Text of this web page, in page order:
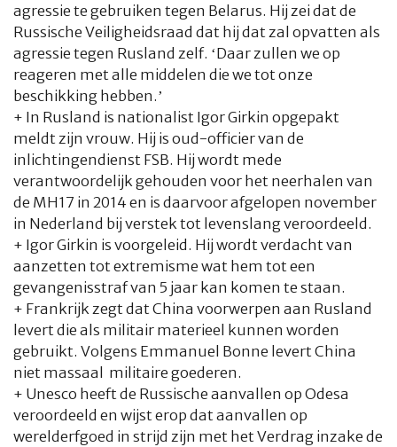
agressie te gebruiken tegen Belarus. Hij zei dat de
Russische Veiligheidsraad dat hij dat zal opvatten als
agressie tegen Rusland zelf. ‘Daar zullen we op
reageren met alle middelen die we tot onze
beschikking hebben.’
+ In Rusland is nationalist Igor Girkin opgepakt
meldt zijn vrouw. Hij is oud-officier van de
inlichtingendienst FSB. Hij wordt mede
verantwoordelijk gehouden voor het neerhalen van
de MH17 in 2014 en is daarvoor afgelopen november
in Nederland bij verstek tot levenslang veroordeeld.
+ Igor Girkin is voorgeleid. Hij wordt verdacht van
aanzetten tot extremisme wat hem tot een
gevangenisstraf van 5 jaar kan komen te staan.
+ Frankrijk zegt dat China voorwerpen aan Rusland
levert die als militair materieel kunnen worden
gebruikt. Volgens Emmanuel Bonne levert China
niet massaal militaire goederen.
+ Unesco heeft de Russische aanvallen op Odesa
veroordeeld en wijst erop dat aanvallen op
werelderfgoed in strijd zijn met het Verdrag inzake de